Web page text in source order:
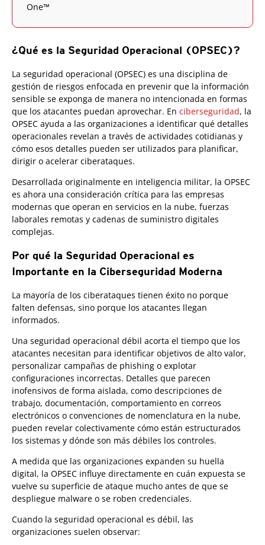
One™
¿Qué es la Seguridad Operacional (OPSEC)?
La seguridad operacional (OPSEC) es una disciplina de
gestión de riesgos enfocada en prevenir que la información
sensible se exponga de manera no intencionada en formas
que los atacantes puedan aprovechar. En ciberseguridad, la
OPSEC ayuda a las organizaciones a identificar qué detalles
operacionales revelan a través de actividades cotidianas y
cómo esos detalles pueden ser utilizados para planificar,
dirigir o acelerar ciberataques.
Desarrollada originalmente en inteligencia militar, la OPSEC
es ahora una consideración crítica para las empresas
modernas que operan en servicios en la nube, fuerzas
laborales remotas y cadenas de suministro digitales
complejas.
Por qué la Seguridad Operacional es
Importante en la Ciberseguridad Moderna
La mayoría de los ciberataques tienen éxito no porque
falten defensas, sino porque los atacantes llegan
informados.
Una seguridad operacional débil acorta el tiempo que los
atacantes necesitan para identificar objetivos de alto valor,
personalizar campañas de phishing o explotar
configuraciones incorrectas. Detalles que parecen
inofensivos de forma aislada, como descripciones de
trabajo, documentación, comportamiento en correos
electrónicos o convenciones de nomenclatura en la nube,
pueden revelar colectivamente cómo están estructurados
los sistemas y dónde son más débiles los controles.
A medida que las organizaciones expanden su huella
digital, la OPSEC influye directamente en cuán expuesta se
vuelve su superficie de ataque mucho antes de que se
despliegue malware o se roben credenciales.
Cuando la seguridad operacional es débil, las
organizaciones suelen observar: